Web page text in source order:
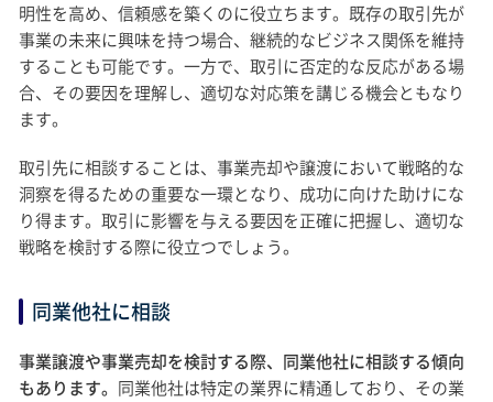
明性を高め、信頼感を築くのに役立ちます。既存の取引先が
事業の未来に興味を持つ場合、継続的なビジネス関係を維持
することも可能です。一方で、取引に否定的な反応がある場
合、その要因を理解し、適切な対応策を講じる機会ともなり
ます。
取引先に相談することは、事業売却や譲渡において戦略的な
洞察を得るための重要な一環となり、成功に向けた助けにな
り得ます。取引に影響を与える要因を正確に把握し、適切な
戦略を検討する際に役立つでしょう。
同業他社に相談
事業譲渡や事業売却を検討する際、同業他社に相談する傾向
もあります。 同業他社は特定の業界に精通しており、その業